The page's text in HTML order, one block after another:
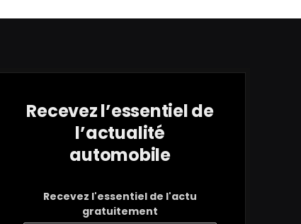
Recevez l’essentiel de
l’actualité
automobile
Recevez l'essentiel de l'actu
gratuitement